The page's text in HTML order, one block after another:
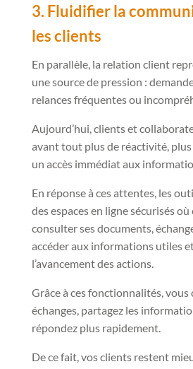
3. Fluidifier la
les clients
En parallèle, la relation client
une source de pression :
relances fréquentes ou
Aujourd’hui, clients et
avant tout plus de réactivité,
un accès immédiat aux
En réponse à ces attentes, les
des espaces en ligne sécurisés
consulter ses documents,
accéder aux informations utiles
l’avancement des actions.
Grâce à ces fonctionnalités, vous
échanges, partagez les
répondez plus rapidement.
De ce fait, vos clients restent